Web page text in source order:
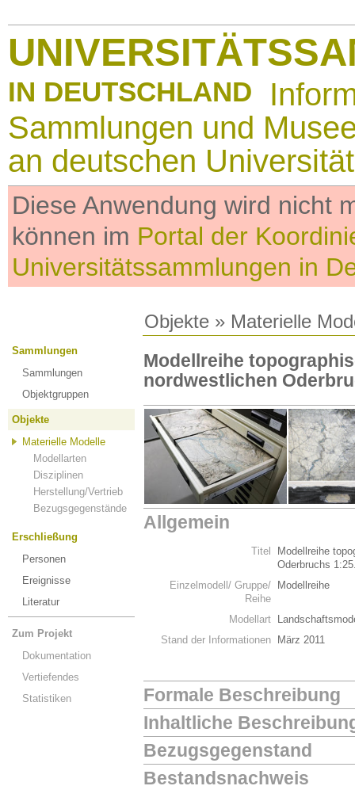
IN DEUTSCHLAND
Sammlungen und
an deutschen
Diese Anwendung wird nicht
können im Portal der
Universitätssammlungen in
Objekte » Materielle
Sammlungen
Sammlungen
Objektgruppen
Objekte
Materielle Modelle
Modellarten
Disziplinen
Herstellung/Vertrieb
Bezugsgegenstände
Erschließung
Personen
Ereignisse
Literatur
Zum Projekt
Dokumentation
Vertiefendes
Statistiken
Modellreihe
nordwestlichen
Allgemein
Titel
Modellreihe
Oderbruchs
Einzelmodell/ Gruppe/
Reihe
Modellreihe
Modellart
Stand der Informationen
März 2011
Formale Beschreibung
Inhaltliche
Bezugsgegenstand
Bestandsnachweis